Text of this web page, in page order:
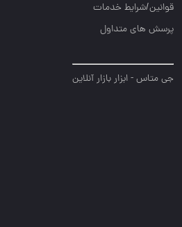
قوانین/شرایط خدمات
پرسش های متداول
جی متاس - ابزار بازار آنلاین